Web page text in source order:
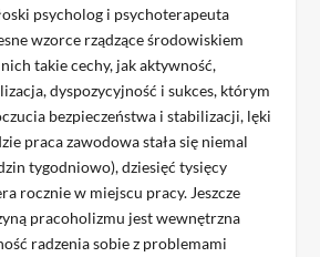
psycholog i psychoterapeuta
wzorce rządzące środowiskiem
takie cechy, jak aktywność,
dyspozycyjność i sukces, którym
bezpieczeństwa i stabilizacji, lęki
praca zawodowa stała się niemal
tygodniowo), dziesięć tysięcy
rocznie w miejscu pracy. Jeszcze
pracoholizmu jest wewnętrzna
radzenia sobie z problemami